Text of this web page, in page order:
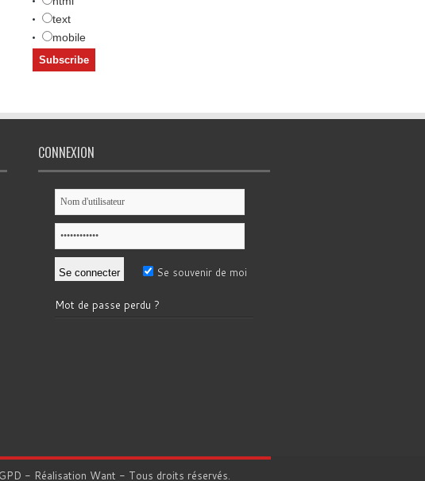
text
mobile
CONNEXION
Se souvenir de moi
Mot de passe perdu ?
- Réalisation Want - Tous droits réservés.